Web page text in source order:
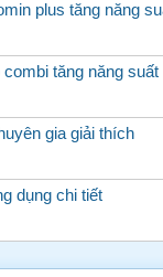
plus tăng năng
tăng năng suất
gia giải thích
dụng chi tiết